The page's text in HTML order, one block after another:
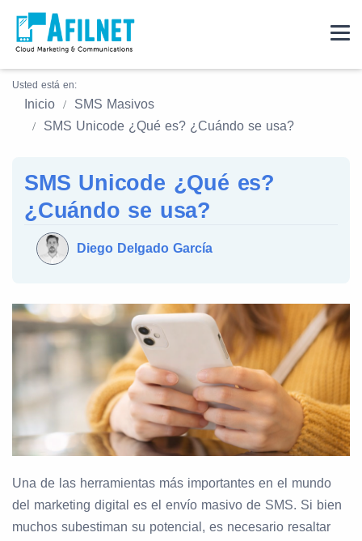
Usted está en:
Inicio
SMS Masivos
SMS Unicode ¿Qué es? ¿Cuándo se usa?
SMS Unicode ¿Qué es?
¿Cuándo se usa?
Diego Delgado García
Una de las herramientas más importantes en el mundo
del marketing digital es el envío masivo de SMS. Si bien
muchos subestiman su potencial, es necesario resaltar